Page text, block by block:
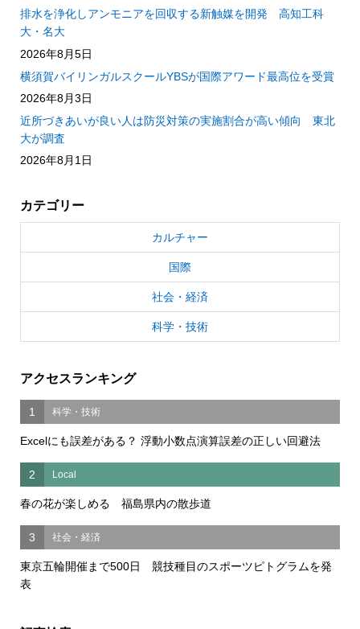
排水を浄化しアンモニアを回収する新触媒を開発 高知工科
大・名大
2026年8月5日
横須賀バイリンガルスクールYBSが国際アワード最高位を受賞
2026年8月3日
近所づきあいが良い人は防災対策の実施割合が高い傾向 東北
大が調査
2026年8月1日
カテゴリー
カルチャー
国際
社会・経済
科学・技術
アクセスランキング
1 科学・技術
Excelにも誤差がある？ 浮動小数点演算誤差の正しい回避法
2 Local
春の花が楽しめる 福島県内の散歩道
3 社会・経済
東京五輪開催まで500日 競技種目のスポーツピトグラムを発
表